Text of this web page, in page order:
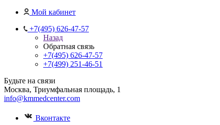
Мой кабинет
+7(495) 626-47-57
Назад
Обратная связь
+7(495) 626-47-57
+7(499) 251-46-51
Будьте на связи
Москва, Триумфальная площадь, 1
info@kmmedcenter.com
Вконтакте